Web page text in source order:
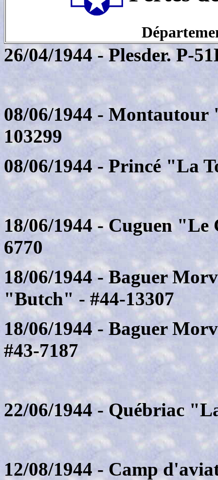
26/04/1944 - Plesder. P-
08/06/1944 -
103299
08/06/1944 - Princé "La
18/06/1944 - Cuguen
6770
18/06/1944 - Baguer
"Butch" - #44-13307
18/06/1944 - Baguer
#43-7187
22/06/1944 - Québriac
12/08/1944 - Camp